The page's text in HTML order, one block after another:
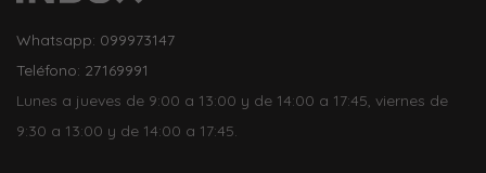
Whatsapp: 099973147
Teléfono: 27169991
Lunes a jueves de 9:00 a 13:00 y de 14:00 a 17:45, viernes de
9:30 a 13:00 y de 14:00 a 17:45.